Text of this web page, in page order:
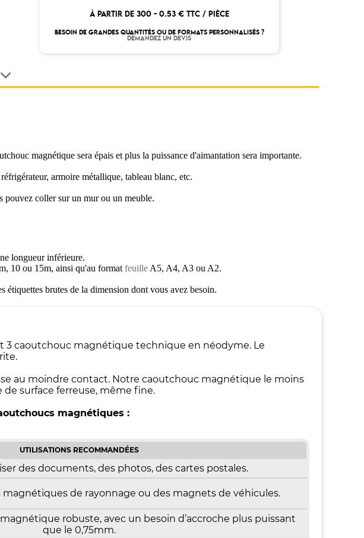
À PARTIR DE 300 - 0.53 € TTC / PIÈCE
BESOIN DE GRANDES QUANTITÉS OU DE FORMATS PERSONNALISÉS ?
DEMANDEZ UN DEVIS
magnétique sera épais et plus la puissance d'aimantation sera importante.
armoire métallique, tableau blanc, etc.
pouvez coller sur un mur ou un meuble.
longueur inférieure.
10 ou 15m, ainsi qu'au formatfeuille A5, A4, A3 ou A2.
brutes de la dimension dont vous avez besoin.
3 caoutchouc magnétique technique en néodyme. Le
au moindre contact. Notre caoutchouc magnétique le moins
surface ferreuse, même fine.
magnétiques :
UTILISATIONS RECOMMANDÉES
des documents, des photos, des cartes postales.
de rayonnage ou des magnets de véhicules.
robuste, avec un besoin d’accroche plus puissant
que le 0,75mm.